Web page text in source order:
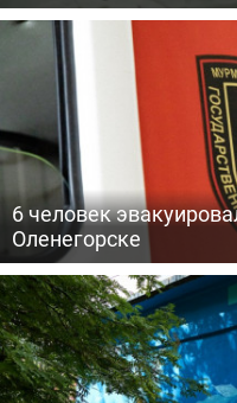
6 человек
Оленегорске